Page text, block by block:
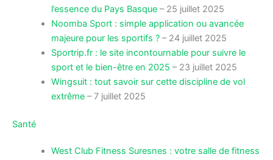
l’essence du Pays Basque– 25 juillet 2025
Noomba Sport : simple application ou avancée
majeure pour les sportifs ?– 24 juillet 2025
Sportrip.fr : le site incontournable pour suivre le
sport et le bien-être en 2025 – 23 juillet 2025
Wingsuit : tout savoir sur cette discipline de vol
extrême– 7 juillet 2025
Santé
West Club Fitness Suresnes : votre salle de fitness